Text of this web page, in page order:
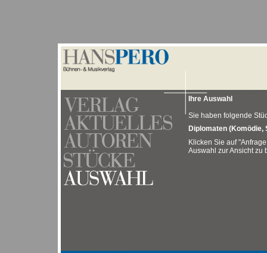
Ihre Auswahl
Sie haben folgende
Diplomaten (Komödie,
Klicken Sie auf
Auswahl zur Ansicht zu